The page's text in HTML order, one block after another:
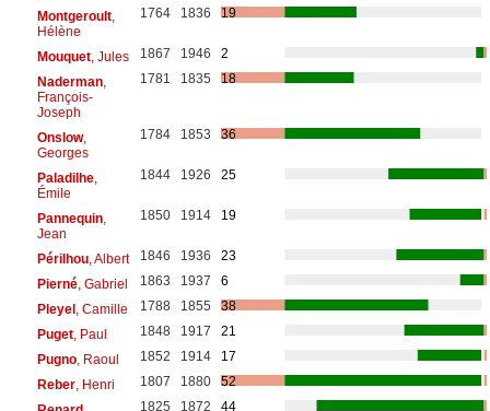
Montgeroult,
Hélène
1764 1836 19
Mouquet, Jules 1867 1946
2
Naderman,
François-
Joseph
1781 1835 18
Onslow,
Georges
1784 1853 36
Paladilhe,
Émile
1844 1926 25
Pannequin,
Jean
1850 1914 19
Périlhou, Albert 1846 1936
23
Pierné, Gabriel 1863 1937
6
Pleyel, Camille 1788 1855
38
Puget, Paul 1848 1917
21
Pugno, Raoul 1852 1914
17
Reber, Henri 1807 1880
52
1825 1872 44